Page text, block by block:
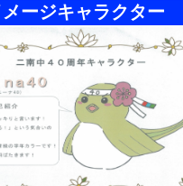
ージキャラクター